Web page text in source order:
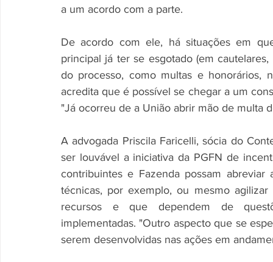
a um acordo com a parte.
De acordo com ele, há situações em
principal já ter se esgotado (em
do processo, como multas e honorários,
acredita que é possível se chegar a um
"Já ocorreu de a União abrir mão de multa
A advogada Priscila Faricelli, sócia do
ser louvável a iniciativa da PGFN de
contribuintes e Fazenda possam
técnicas, por exemplo, ou mesmo
recursos e que dependem de
implementadas. "Outro aspecto que se
serem desenvolvidas nas ações em